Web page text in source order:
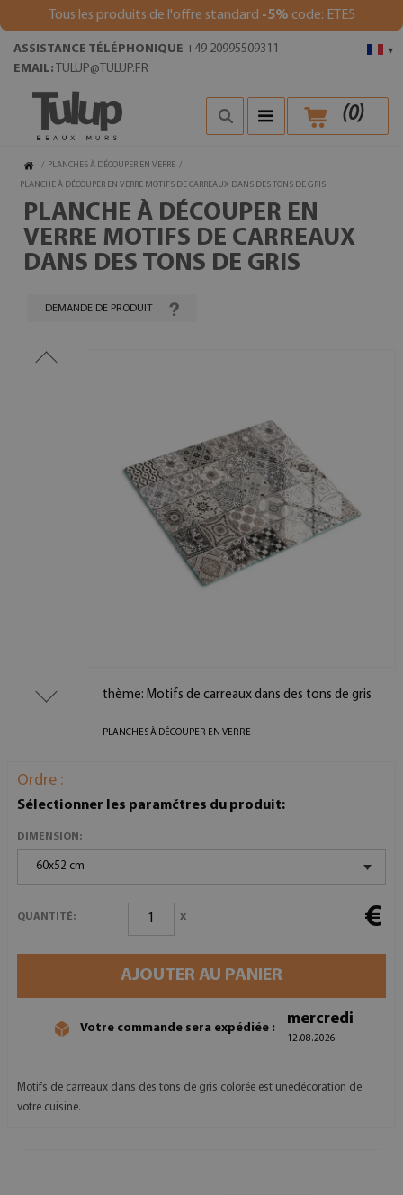
Tous les produits de l'offre standard -5% code: ETE5
▾
ASSISTANCE TÉLÉPHONIQUE +49 20995509311
EMAIL: TULUP@TULUP.FR
(0)
/ PLANCHES À DÉCOUPER EN VERRE /
PLANCHE À DÉCOUPER EN VERRE MOTIFS DE CARREAUX DANS DES TONS DE GRIS
PLANCHE À DÉCOUPER EN
VERRE MOTIFS DE CARREAUX
DANS DES TONS DE GRIS
DEMANDE DE PRODUIT
thème: Motifs de carreaux dans des tons de gris
PLANCHES À DÉCOUPER EN VERRE
Ordre :
Sélectionner les paramčtres du produit:
DIMENSION:
60x52 cm
QUANTITÉ: x €
AJOUTER AU PANIER
Votre commande sera expédiée :
mercredi
12.08.2026
Motifs de carreaux dans des tons de gris colorée est unedécoration de
votre cuisine.